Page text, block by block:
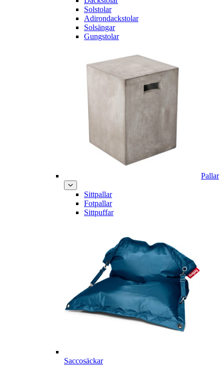
Solstolar
Adirondackstolar
Solsängar
Gungstolar
Pallar
Sittpallar
Fotpallar
Sittpuffar
Saccosäckar